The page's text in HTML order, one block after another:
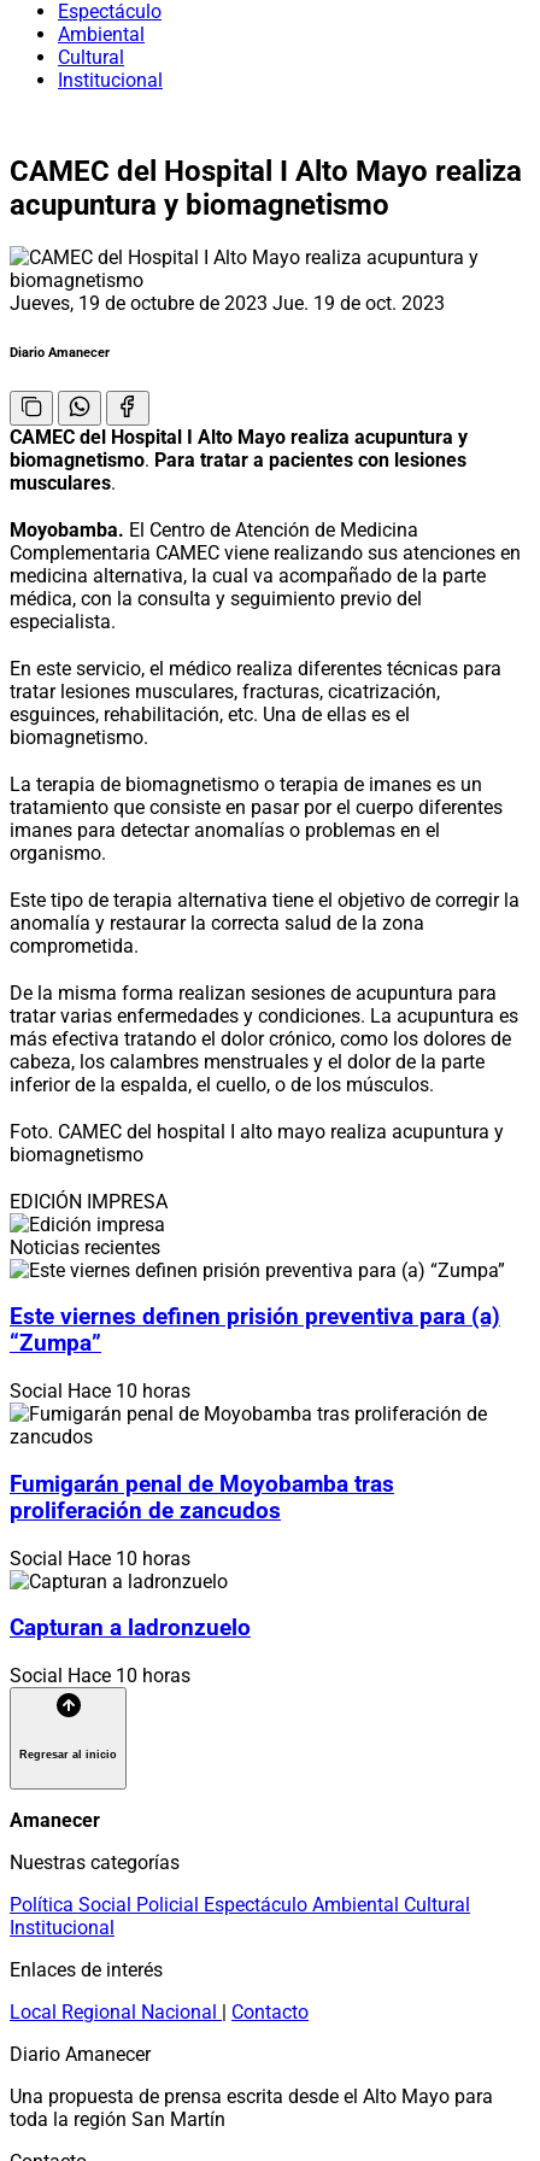
Espectáculo
Ambiental
Cultural
Institucional
CAMEC del Hospital I Alto Mayo realiza
acupuntura y biomagnetismo
Jueves, 19 de octubre de 2023 Jue. 19 de oct. 2023
Diario Amanecer
CAMEC del Hospital I Alto Mayo realiza acupuntura y
biomagnetismo. Para tratar a pacientes con lesiones
musculares.
Moyobamba. El Centro de Atención de Medicina
Complementaria CAMEC viene realizando sus atenciones en
medicina alternativa, la cual va acompañado de la parte
médica, con la consulta y seguimiento previo del
especialista.
En este servicio, el médico realiza diferentes técnicas para
tratar lesiones musculares, fracturas, cicatrización,
esguinces, rehabilitación, etc. Una de ellas es el
biomagnetismo.
La terapia de biomagnetismo o terapia de imanes es un
tratamiento que consiste en pasar por el cuerpo diferentes
imanes para detectar anomalías o problemas en el
organismo.
Este tipo de terapia alternativa tiene el objetivo de corregir la
anomalía y restaurar la correcta salud de la zona
comprometida.
De la misma forma realizan sesiones de acupuntura para
tratar varias enfermedades y condiciones. La acupuntura es
más efectiva tratando el dolor crónico, como los dolores de
cabeza, los calambres menstruales y el dolor de la parte
inferior de la espalda, el cuello, o de los músculos.
Foto. CAMEC del hospital I alto mayo realiza acupuntura y
biomagnetismo
EDICIÓN IMPRESA
Noticias recientes
Este viernes definen prisión preventiva para (a)
“Zumpa”
Social Hace 10 horas
Fumigarán penal de Moyobamba tras
proliferación de zancudos
Social Hace 10 horas
Capturan a ladronzuelo
Social Hace 10 horas
Regresar al inicio
Amanecer
Nuestras categorías
Política Social Policial Espectáculo Ambiental Cultural
Institucional
Enlaces de interés
Local Regional Nacional | Contacto
Diario Amanecer
Una propuesta de prensa escrita desde el Alto Mayo para
toda la región San Martín